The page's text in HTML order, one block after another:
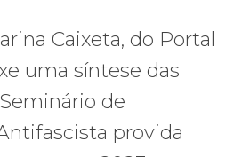
Caixeta, do Portal
uma síntese das
de
provida